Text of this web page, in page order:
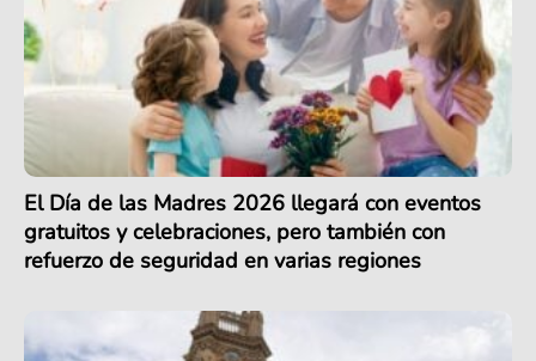
El Día de las Madres 2026 llegará con eventos
gratuitos y celebraciones, pero también con
refuerzo de seguridad en varias regiones